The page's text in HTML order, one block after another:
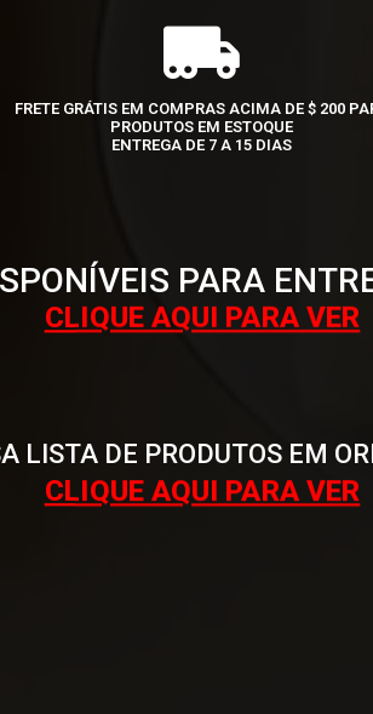
FRETE GRÁTIS EM COMPRAS ACIMA DE $ 200
PRODUTOS EM ESTOQUE
ENTREGA DE 7 A 15 DIAS
PARA
CLIQUE AQUI PARA VER
LISTA DE PRODUTOS EM
CLIQUE AQUI PARA VER